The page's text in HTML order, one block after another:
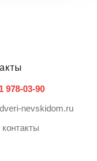
978-03-90
nevskidom.ru